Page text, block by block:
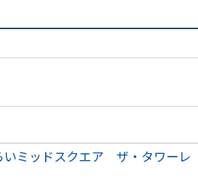
いミッドスクエア ザ・タワーレ